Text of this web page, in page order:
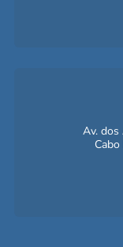
Av. dos